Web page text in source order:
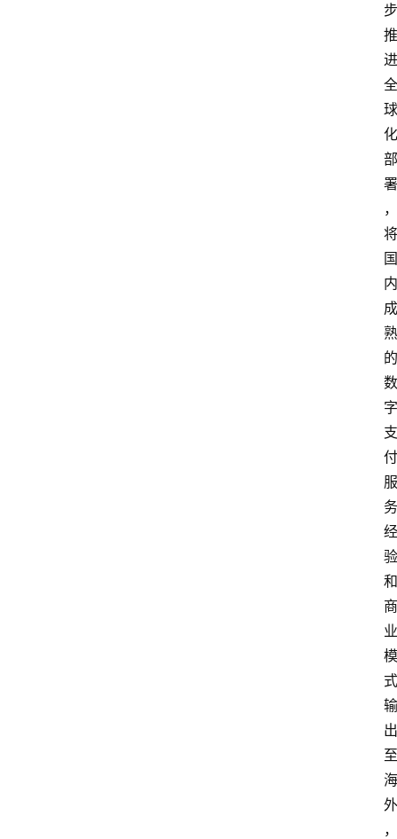
步
推
进
全
球
化
部
署
，
将
国
内
成
熟
的
数
字
支
付
服
务
经
验
和
商
业
模
式
输
出
至
海
外
，